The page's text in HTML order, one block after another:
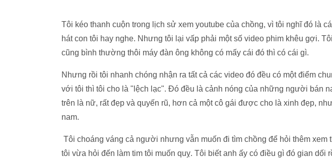
Tôi kéo thanh cuộn trong lịch sử xem youtube của chồng, vì tôi nghĩ đó là
hát con tôi hay nghe. Nhưng tôi lại vấp phải một số video phim khêu gợi.
cũng bình thường thôi máy đàn ông không có mấy cái đó thì có cái gì.
Nhưng rồi tôi nhanh chóng nhận ra tất cả các video đó đều có một điểm
với tôi thì tôi cho là "lệch lạc". Đó đều là cảnh nóng của những người bán
trên là nữ, rất đẹp và quyến rũ, hơn cả một cô gái được cho là xinh đẹp,
nam.
Tôi choáng váng cả người nhưng vẫn muốn đi tìm chồng để hỏi thêm xem
tôi vừa hỏi đến làm tim tôi muốn quỵ. Tôi biết anh ấy có điều gì đó gian dối